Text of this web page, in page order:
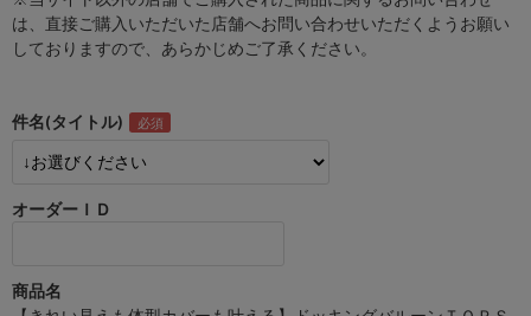
は、直接ご購入いただいた店舗へお問い合わせいただくようお願い
しておりますので、あらかじめご了承ください。
件名(タイトル)
オーダーＩＤ
商品名